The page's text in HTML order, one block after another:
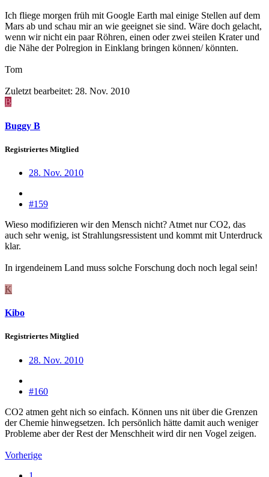
Ich fliege morgen früh mit Google Earth mal einige Stellen auf dem
Mars ab und schau mir an wie geeignet sie sind. Wäre doch gelacht,
wenn wir nicht ein paar Röhren, einen oder zwei steilen Krater und
die Nähe der Polregion in Einklang bringen können/ könnten.
Tom
Zuletzt bearbeitet: 28. Nov. 2010
B
Buggy B
Registriertes Mitglied
28. Nov. 2010
#159
Wieso modifizieren wir den Mensch nicht? Atmet nur CO2, das
auch sehr wenig, ist Strahlungsressistent und kommt mit Unterdruck
klar.
In irgendeinem Land muss solche Forschung doch noch legal sein!
K
Kibo
Registriertes Mitglied
28. Nov. 2010
#160
CO2 atmen geht nich so einfach. Können uns nit über die Grenzen
der Chemie hinwegsetzen. Ich persönlich hätte damit auch weniger
Probleme aber der Rest der Menschheit wird dir nen Vogel zeigen.
Vorherige